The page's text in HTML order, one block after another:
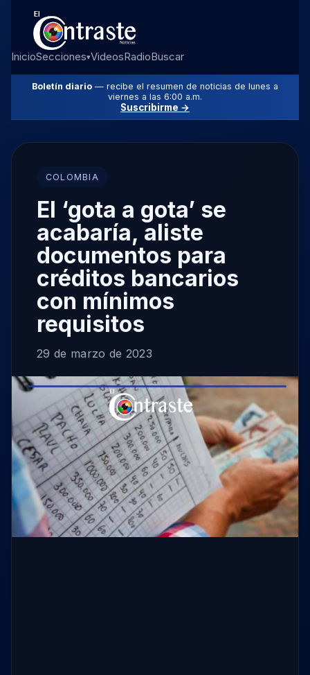
InicioSecciones▾VideosRadioBuscar
Boletín diario — recibe el resumen de noticias de lunes a
viernes a las 6:00 a.m.
Suscribirme →
COLOMBIA
El ‘gota a gota’ se
acabaría, aliste
documentos para
créditos bancarios
con mínimos
requisitos
29 de marzo de 2023